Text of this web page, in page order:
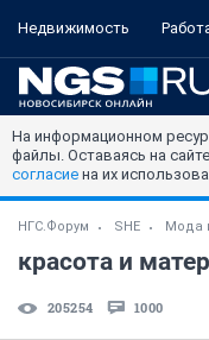
Недвижимость
На информационном
файлы. Оставаясь на
согласие на их
НГС.Форум SHE Мода
красота и
205254 1000